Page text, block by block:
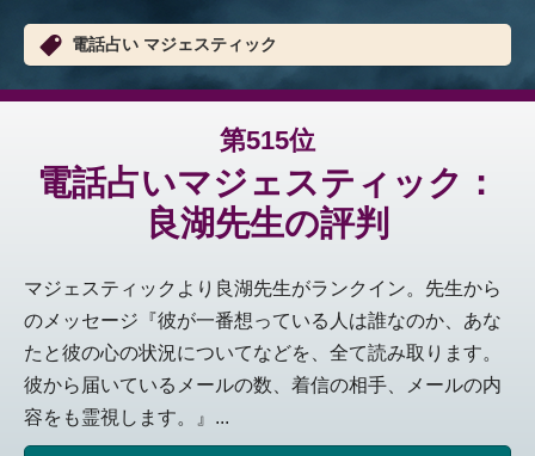
電話占い マジェスティック
第515位
電話占いマジェスティック：
良湖先生の評判
マジェスティックより良湖先生がランクイン。先生から
のメッセージ『彼が一番想っている人は誰なのか、あな
たと彼の心の状況についてなどを、全て読み取ります。
彼から届いているメールの数、着信の相手、メールの内
容をも霊視します。』...